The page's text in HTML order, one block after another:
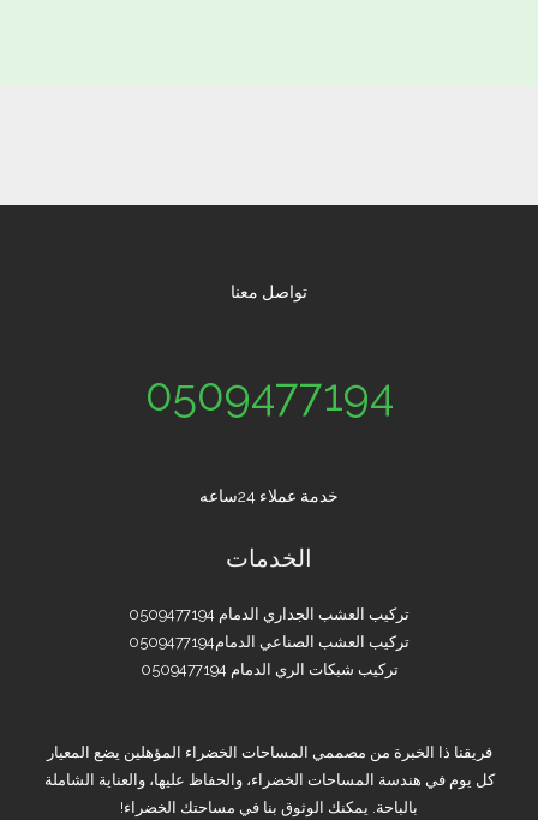
تواصل معنا
0509477194
خدمة عملاء 24ساعه
الخدمات
تركيب العشب الجداري الدمام 0509477194
تركيب العشب الصناعي الدمام0509477194
تركيب شبكات الري الدمام 0509477194
فريقنا ذا الخبرة من مصممي المساحات الخضراء المؤهلين يضع المعيار
كل يوم في هندسة المساحات الخضراء، والحفاظ عليها، والعناية الشاملة
بالباحة. يمكنك الوثوق بنا في مساحتك الخضراء!